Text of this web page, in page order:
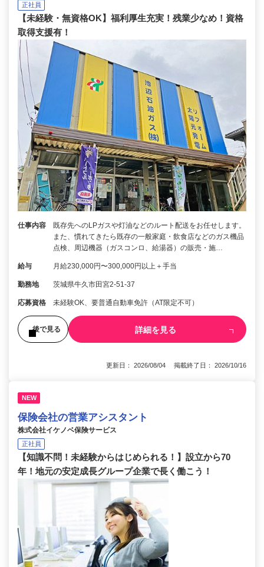
正社員
【未経験・無資格OK】福利厚生充実！残業少なめ！資格
取得支援有！
仕事内容
既存先へのLPガスや灯油などのルート配送をお任せします。
また、慣れてきたら既存の一般家庭・飲食店などのガス機品
点検、周辺機器（ガスコンロ、給湯器）の販売・施…
給与 月給230,000円〜300,000円以上＋手当
勤務地 茨城県牛久市田宮2-51-37
応募資格 未経験OK、要普通自動車免許（AT限定不可）
後で見る 詳細を見る
更新日： 2026/08/04 掲載終了日： 2026/10/16
NEW
保険会社の営業アシスタント
株式会社イケノベ保険サービス
正社員
【知識不問！未経験からはじめられる！】設立から70
年！地元の安定成長グループ企業で長く働こう！